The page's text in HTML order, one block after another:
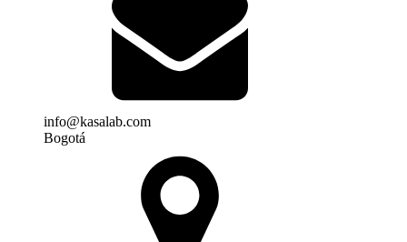
info@kasalab.com
Bogotá